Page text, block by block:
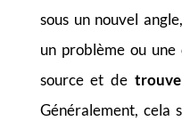
sous un nouvel
un problème ou
source et de
Généralement, cela